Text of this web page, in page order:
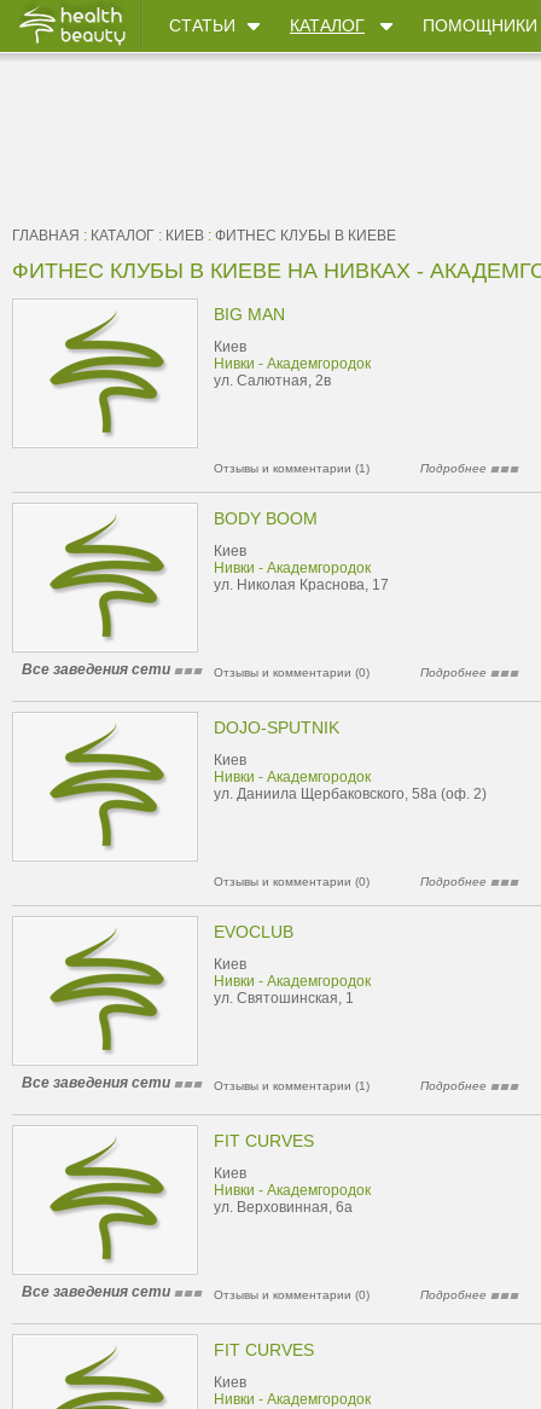
СТАТЬИ КАТАЛОГ ПОМОЩНИКИ
ГЛАВНАЯ : КАТАЛОГ : КИЕВ : ФИТНЕС КЛУБЫ В КИЕВЕ
ФИТНЕС КЛУБЫ В КИЕВЕ НА НИВКАХ -
BIG MAN
Киев
Нивки - Академгородок
ул. Салютная, 2в
Отзывы и комментарии (1) Подробнее
BODY BOOM
Киев
Нивки - Академгородок
ул. Николая Краснова, 17
Все заведения сети Отзывы и комментарии (0) Подробнее
DOJO-SPUTNIK
Киев
Нивки - Академгородок
ул. Даниила Щербаковского, 58а (оф. 2)
Отзывы и комментарии (0) Подробнее
EVOCLUB
Киев
Нивки - Академгородок
ул. Святошинская, 1
Все заведения сети Отзывы и комментарии (1) Подробнее
FIT CURVES
Киев
Нивки - Академгородок
ул. Верховинная, 6а
Все заведения сети Отзывы и комментарии (0) Подробнее
FIT CURVES
Киев
Нивки - Академгородок